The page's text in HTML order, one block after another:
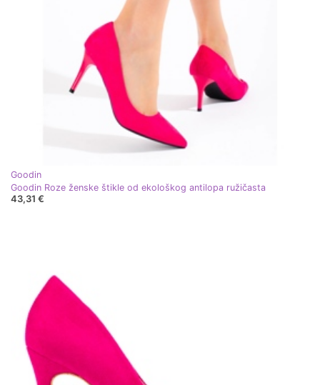
Goodin
Goodin Roze ženske štikle od ekološkog antilopa ružičasta
43,31 €